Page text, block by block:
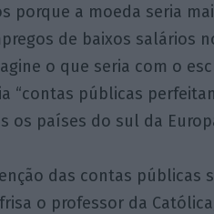
porque a moeda seria
de baixos salários
o que seria com o
“contas públicas
os países do sul da
das contas públicas
o professor da